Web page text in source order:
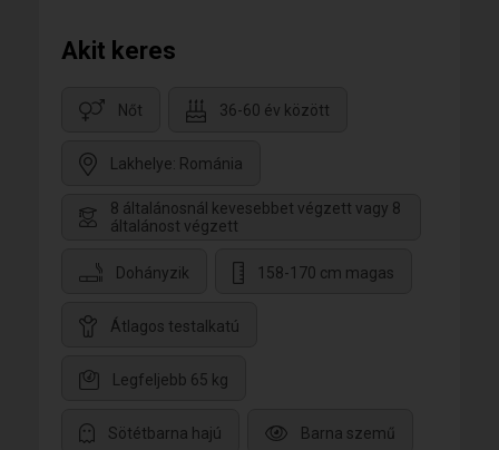
Akit keres
Nőt 36-60 év között
Lakhelye: Románia
8 általánosnál kevesebbet végzett vagy 8
általánost végzett
Dohányzik 158-170 cm magas
Átlagos testalkatú
Legfeljebb 65 kg
Sötétbarna hajú Barna szemű